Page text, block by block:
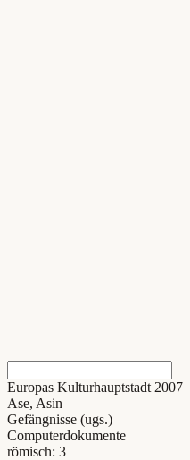
Europas Kulturhauptstadt 2007
Ase, Asin
Gefängnisse (ugs.)
Computerdokumente
römisch: 3